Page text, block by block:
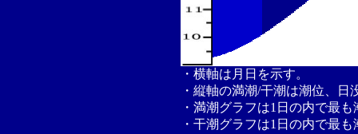
・横軸は月日を示す。
・縦軸の満潮/干潮は潮位、
・満潮グラフは1日の内で最
・干潮グラフは1日の内で最